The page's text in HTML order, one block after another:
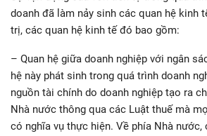
doanh đã làm nảy sinh các quan hệ kinh
trị, các quan hệ kinh tế đó bao gồm:
– Quan hệ giữa doanh nghiệp với ngân
hệ này phát sinh trong quá trình doanh
nguồn tài chính do doanh nghiệp tạo ra
Nhà nước thông qua các Luật thuế mà
có nghĩa vụ thực hiện. Về phía Nhà nước,